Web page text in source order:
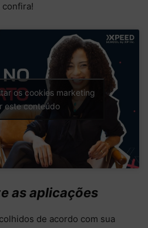
os cookies marketing
este conteúdo
as aplicações
de acordo com sua